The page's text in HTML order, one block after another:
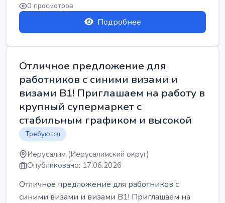
0 просмотров
Подробнее
Отличное предложение для
работников с синими визами и
визами B1! Приглашаем на работу в
крупный супермаркет с
стабильным графиком и высокой
Требуются
Иерусалим (Иерусалимский округ)
Опубликовано: 17.06.2026
Отличное предложение для работников с
синими визами и визами B1! Приглашаем на